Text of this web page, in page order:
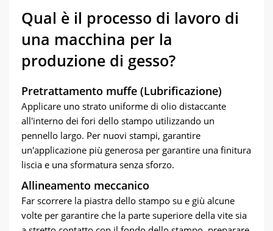
Qual è il processo di lavoro di
una macchina per la
produzione di gesso?
Pretrattamento muffe (Lubrificazione)
Applicare uno strato uniforme di olio distaccante
all'interno dei fori dello stampo utilizzando un
pennello largo. Per nuovi stampi, garantire
un'applicazione più generosa per garantire una finitura
liscia e una sformatura senza sforzo.
Allineamento meccanico
Far scorrere la piastra dello stampo su e giù alcune
volte per garantire che la parte superiore della vite sia